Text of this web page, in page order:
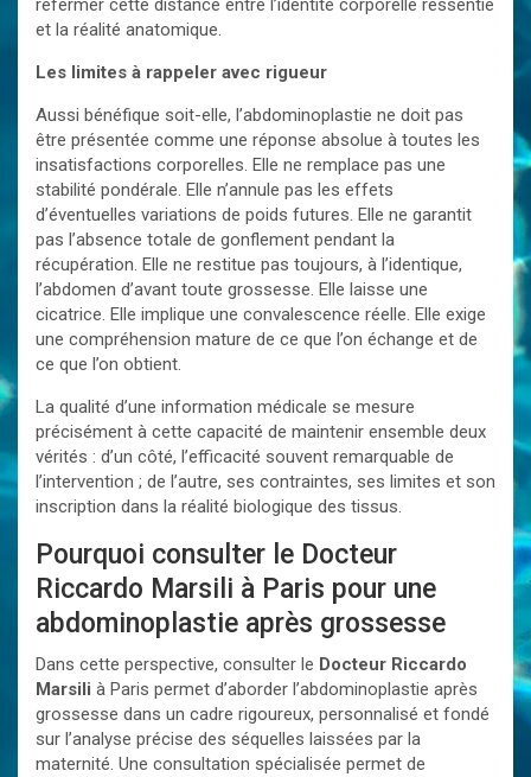
refermer cette distance entre l’identité corporelle ressentie
et la réalité anatomique.
Les limites à rappeler avec rigueur
Aussi bénéfique soit-elle, l’abdominoplastie ne doit pas
être présentée comme une réponse absolue à toutes les
insatisfactions corporelles. Elle ne remplace pas une
stabilité pondérale. Elle n’annule pas les effets
d’éventuelles variations de poids futures. Elle ne garantit
pas l’absence totale de gonflement pendant la
récupération. Elle ne restitue pas toujours, à l’identique,
l’abdomen d’avant toute grossesse. Elle laisse une
cicatrice. Elle implique une convalescence réelle. Elle exige
une compréhension mature de ce que l’on échange et de
ce que l’on obtient.
La qualité d’une information médicale se mesure
précisément à cette capacité de maintenir ensemble deux
vérités : d’un côté, l’efficacité souvent remarquable de
l’intervention ; de l’autre, ses contraintes, ses limites et son
inscription dans la réalité biologique des tissus.
Pourquoi consulter le Docteur
Riccardo Marsili à Paris pour une
abdominoplastie après grossesse
Dans cette perspective, consulter le Docteur Riccardo
Marsili à Paris permet d’aborder l’abdominoplastie après
grossesse dans un cadre rigoureux, personnalisé et fondé
sur l’analyse précise des séquelles laissées par la
maternité. Une consultation spécialisée permet de